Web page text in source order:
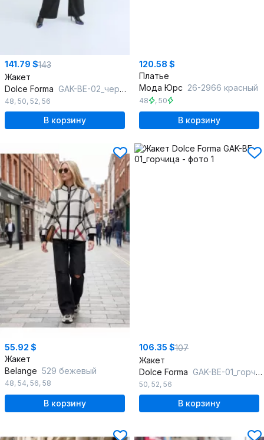
141.79 $143
Жакет
Dolce Forma GAK-BE-02_черный
48, 50, 52, 56
В корзину
120.58 $
Платье
Мода Юрс 26-2966 красный
48 , 50
В корзину
55.92 $
Жакет
Belange 529 бежевый
48, 54, 56, 58
В корзину
106.35 $107
Жакет
Dolce Forma GAK-BE-01_горчица
50, 52, 56
В корзину